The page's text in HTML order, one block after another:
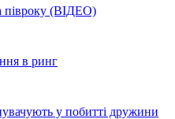
півроку (ВІДЕО)
в ринг
у побитті дружини